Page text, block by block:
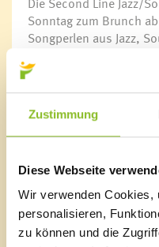
Zustimmung
Diese Webseite
Wir verwenden Cookies,
personalisieren,
zu können und die
Sonntag zum Brunch
Songperlen aus Jazz,
New Orleans Grooves
interpretiert zu einem
Arrangements sind
transparent, und
Note.
FR 24.06.:Montaphonic
LIVE-MUSIK &
SA 25.06.:Miss Teeze